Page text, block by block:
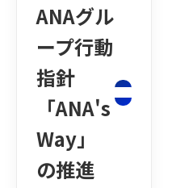
ANAグル
ープ行動
指針
「ANA's
Way」
の推進